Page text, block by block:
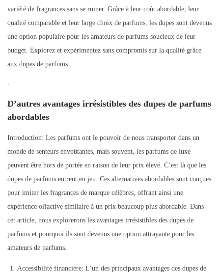
variété de fragrances sans se ruiner. Grâce à leur coût abordable, leur
qualité comparable et leur large choix de parfums, les dupes sont devenus
une option populaire pour les amateurs de parfums soucieux de leur
budget. Explorez et expérimentez sans compromis sur la qualité grâce
aux dupes de parfums.
.
D’autres avantages irrésistibles des dupes de parfums
abordables
Introduction: Les parfums ont le pouvoir de nous transporter dans un
monde de senteurs envoûtantes, mais souvent, les parfums de luxe
peuvent être hors de portée en raison de leur prix élevé. C’est là que les
dupes de parfums entrent en jeu. Ces alternatives abordables sont conçues
pour imiter les fragrances de marque célèbres, offrant ainsi une
expérience olfactive similaire à un prix beaucoup plus abordable. Dans
cet article, nous explorerons les avantages irrésistibles des dupes de
parfums et pourquoi ils sont devenus une option attrayante pour les
amateurs de parfums.
Accessibilité financière: L’un des principaux avantages des dupes de